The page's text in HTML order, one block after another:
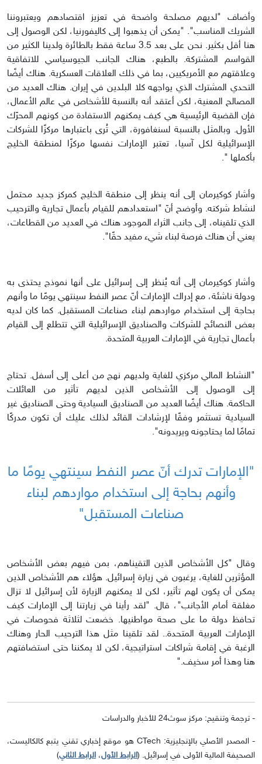
وأضاف "لديهم مصلحة واضحة في تعزيز اقتصادهم ويعتبروننا
الشريك المناسب". "يمكن أن يذهبوا إلى كاليفورنيا، لكن الوصول إلى
هنا أقل بكثير. نحن على بعد 3.5 ساعة فقط بالطائرة ولدينا الكثير من
القواسم المشتركة. بالطبع، هناك الجانب الجيوسياسي للاتفاقية
وعلاقتهم مع الأمريكيين، بما في ذلك العلاقات العسكرية. هناك أيضًا
التحدي المشترك الذي يواجهه كلا البلدين في إيران. هناك العديد من
المصالح المعنية، لكن أعتقد أنه بالنسبة للأشخاص في عالم الأعمال،
فإن القضية الرئيسية هي كيف يمكنهم الاستفادة من كونهم المحرّك
الأول. وبالمثل بالنسبة لسنغافورة، التي تُرى باعتبارها مركزًا للشركات
الإسرائيلية لكل آسيا، تعتبر الإمارات نفسها مركزًا لمنطقة الخليج
بأكملها ".
وأشار كوكيرمان إلى أنه ينظر إلى منطقة الخليج كمركز جديد محتمل
لنشاط شركته. وأوضح أنّ "استعدادهم للقيام بأعمال تجارية والترحيب
الذي تلقيناه، إلى جانب الثراء الموجود هناك في العديد من القطاعات،
يعني أن هناك فرصة لبناء شيء مفيد حقًا".
وأشار كوكيرمان إلى أنه يُنظر إلى إسرائيل على أنها نموذج يحتذى به
ودولة ناشئة، مع إدراك الإمارات أنّ عصر النفط سينتهي يومًا ما وأنهم
بحاجة إلى استخدام مواردهم لبناء صناعات المستقبل. كما كان لديه
بعض النصائح للشركات والصناديق الإسرائيلية التي تتطلع إلى القيام
بأعمال تجارية في الإمارات العربية المتحدة.
"النشاط المالي مركزي للغاية ولديهم نهج من أعلى إلى أسفل. تحتاج
إلى الوصول إلى الأشخاص الذين لديهم تأثير من العائلات
الحاكمة. هناك أيضًا العديد من الصناديق السيادية وحتى الصناديق غير
السيادية تستثمر وفقًا لإرشادات القائد لذلك عليك أن تكون مدركًا
تمامًا لما يحتاجونه ويريدونه".
"الإمارات تدرك أنّ عصر النفط سينتهي يومًا ما
وأنهم بحاجة إلى استخدام مواردهم لبناء
صناعات المستقبل"
وقال "كل الأشخاص الذين التقيناهم، بمن فيهم بعض الأشخاص
المؤثرين للغاية، يرغبون في زيارة إسرائيل. هؤلاء هم الأشخاص الذين
يمكن أن يكون لهم تأثير، لكن لا يمكنهم الزيارة لأن إسرائيل لا تزال
مغلقة أمام الأجانب"، قال. "لقد رأينا في زيارتنا إلى الإمارات كيف
تحافظ دولة ما على صحة مواطنيها. خضعت لثلاثة فحوصات في
الإمارات العربية المتحدة.. لقد تلقينا مثل هذا الترحيب الحار وهناك
الرغبة في إقامة شراكات استراتيجية، لكن لا يمكننا حتى استضافتهم
هنا وهذا أمر سخيف."
- ترجمة وتنقيح: مركز سوث24 للأخبار والدراسات
- المصدر الأصلي بالإنجليزية: CTech هو موقع إخباري تقني يتبع كالكاليست،
الصحيفة المالية الأولى في إسرائيل. (الرابط الأول، الرابط الثاني)